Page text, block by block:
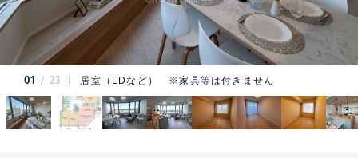
01 23 居室（LDなど） ※家具等は付きません